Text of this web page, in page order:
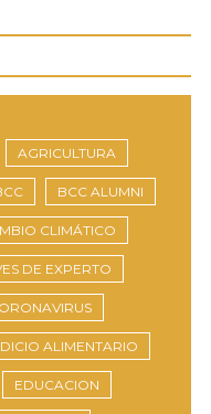
AGRICULTURA
BCC ALUMNI
CLIMÁTICO
DE EXPERTO
ALIMENTARIO
EDUCACION